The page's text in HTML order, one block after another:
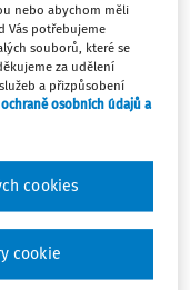
zákon, který
Vládní návrh
dne 22. 6.
ve Sbírce zákonů
opatřeních v
a o změně dalších
na území
federace (dále
nebo abychom měli
Vás potřebujeme
souborů, které se
za udělení
a přizpůsobení
osobních údajů a
cookies
cookie